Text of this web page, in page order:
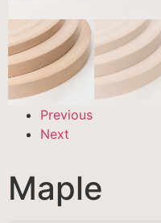
Previous
Next
Maple